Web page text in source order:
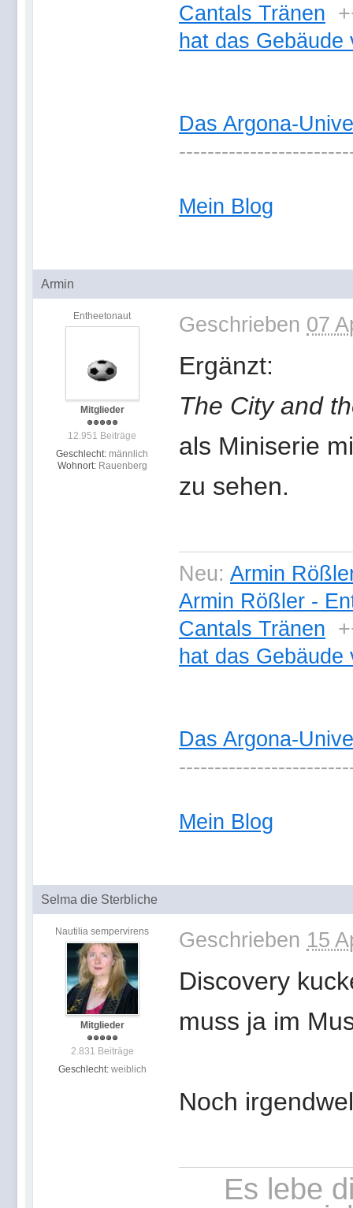
Cantals Tränen
hat das Gebäude
Das Argona-
Mein Blog
Armin
Entheetonaut
Mitglieder
12.951 Beiträge
Geschlecht: männlich
Wohnort: Rauenberg
Geschrieben 07
Ergänzt:
The City and
als Miniserie
zu sehen.
Neu: Armin
Armin Rößler -
Cantals Tränen
hat das Gebäude
Das Argona-
Mein Blog
Selma die Sterbliche
Nautilia sempervirens
Mitglieder
2.831 Beiträge
Geschlecht: weiblich
Geschrieben 15
Discovery
muss ja im
Noch
Es lebe